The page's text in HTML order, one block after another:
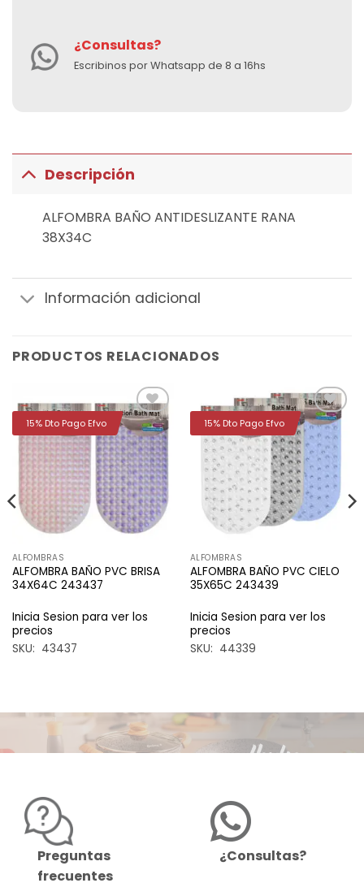
¿Consultas?
Escribinos por Whatsapp de 8 a 16hs
Descripción
ALFOMBRA BAÑO ANTIDESLIZANTE RANA
38X34C
Información adicional
PRODUCTOS RELACIONADOS
Añadir
a la
lista de
deseos
ALFOMBRAS
ALFOMBRA BAÑO PVC BRISA
34X64C 243437
Inicia Sesion para ver los
precios
SKU: 43437
15% Dto Pago Efvo
Añadir
a la
lista de
deseos
ALFOMBRAS
ALFOMBRA BAÑO PVC CIELO
35X65C 243439
Inicia Sesion para ver los
precios
SKU: 44339
15% Dto Pago Efvo
Preguntas
frecuentes
¿Consultas?